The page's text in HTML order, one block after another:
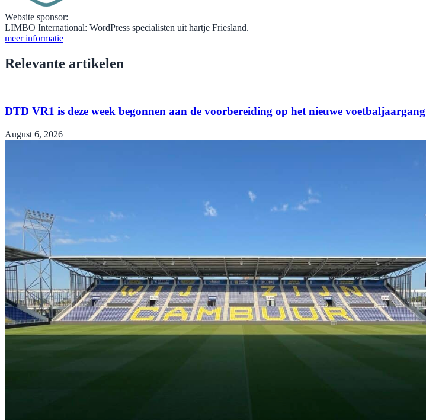
Website sponsor:
LIMBO International: WordPress specialisten uit hartje Friesland.
meer informatie
Relevante artikelen
DTD VR1 is deze week begonnen aan de voorbereiding op het nieuwe voetbaljaargang
August 6, 2026